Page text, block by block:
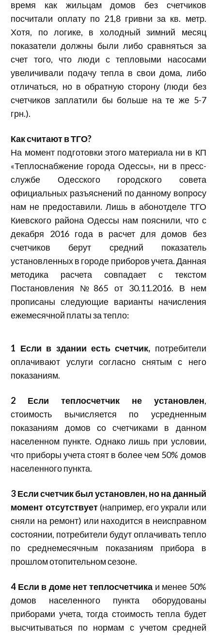
время как жильцам домов без счетчиков
посчитали оплату по 21,8 гривни за кв. метр.
Хотя, по логике, в холодный зимний месяц
показатели должны были либо сравняться за
счет того, что люди с тепловыми насосами
увеличивали подачу тепла в свои дома, либо
отличаться, но в обратную сторону (люди без
счетчиков заплатили бы больше на те же 5-7
грн.).
Как считают в ТГО?
На момент подготовки этого материала ни в КП
«Теплоснабжение города Одессы», ни в пресс-
службе Одесского городского совета
официальных разъяснений по данному вопросу
нам не предоставили. Лишь в абонотделе ТГО
Киевского района Одессы нам пояснили, что с
декабря 2016 года в расчет для домов без
счетчиков берут средний показатель
установленных в городе приборов учета. Данная
методика расчета совпадает с текстом
Постановления №865 от 30.11.2016. В нем
прописаны следующие варианты начисления
ежемесячной платы за тепло:
1 Если в здании есть счетчик, потребители
оплачивают услуги согласно снятым с него
показаниям.
2 Если теплосчетчик не установлен,
стоимость вычисляется по усредненным
показаниям домов со счетчиками в данном
населенном пункте. Однако лишь при условии,
что приборы учета стоят в более чем 50% домов
населенного пункта.
3 Если счетчик был установлен, но на данный
момент отсутствует(например, его украли или
сняли на ремонт) или находится в неисправном
состоянии, потребители будут оплачивать тепло
по среднемесячным показаниям прибора в
прошлом отопительном сезоне.
4 Если в доме нет теплосчетчика и менее 50%
домов населенного пункта оборудованы
приборами учета, тогда стоимость тепла будет
высчитываться по нормам с учетом средней